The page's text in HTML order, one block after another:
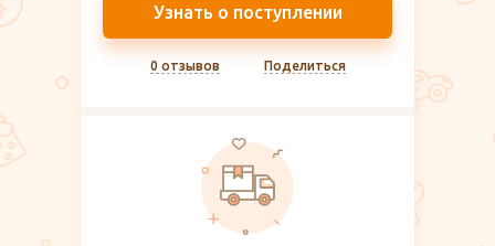
Узнать о поступлении
0 отзывов Поделиться